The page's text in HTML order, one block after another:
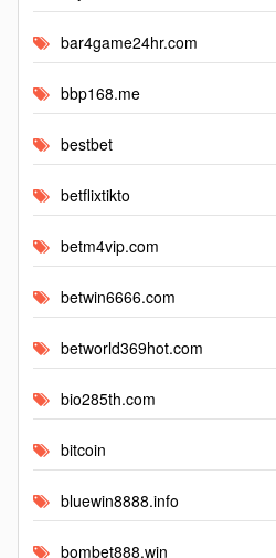
bar4game24hr.com
bbp168.me
bestbet
betflixtikto
betm4vip.com
betwin6666.com
betworld369hot.com
bio285th.com
bitcoin
bluewin8888.info
bombet888.win